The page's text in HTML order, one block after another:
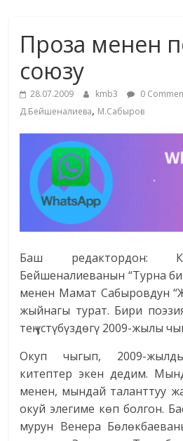
Кыргыз
маданияты
жана
адабияты
Проза менен
союзу
28.07.2009 kmb3 0
Д.Бейшеналиева, М.Сабыров
Баш редактордон:
Бейшеналиеванын “Турна
менен Мамат Сабыровдун
жыйнагы турат. Бири
тең үстүбүздөгү 2009-жылы
Окуп чыгып, 2009-
китептер экен дедим.
менен, мындай таланттуу
окуй элегиме көп болгон.
мурун Венера